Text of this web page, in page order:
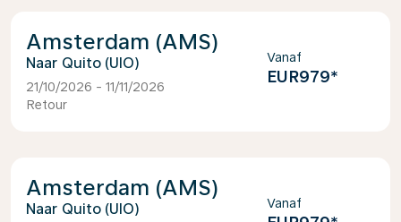
Amsterdam (AMS)
Quito (UIO)
21/10/2026 - 11/11/2026
Retour
Vanaf
EUR979*
Amsterdam (AMS)
Quito (UIO) Vanaf